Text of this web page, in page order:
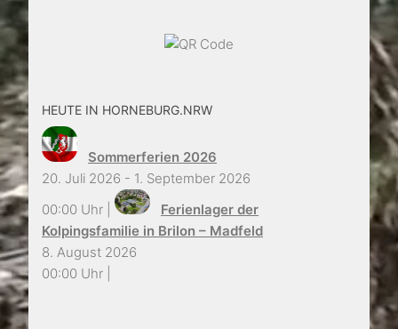
HEUTE IN HORNEBURG.NRW
Sommerferien 2026
20. Juli 2026 - 1. September 2026
00:00 Uhr |
Ferienlager der
Kolpingsfamilie in Brilon – Madfeld
8. August 2026
00:00 Uhr |